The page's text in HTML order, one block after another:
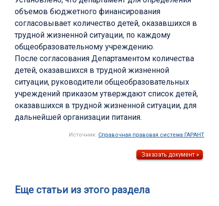
объемов бюджетного финансирования
согласовывает количество детей, оказавшихся в
трудной жизненной ситуации, по каждому
общеобразовательному учреждению.
После согласования Департаментом количества
детей, оказавшихся в трудной жизненной
ситуации, руководители общеобразовательных
учреждений приказом утверждают список детей,
оказавшихся в трудной жизненной ситуации, для
дальнейшей организации питания.
Источник: Справочная правовая система ГАРАНТ
Еще статьи из этого раздела